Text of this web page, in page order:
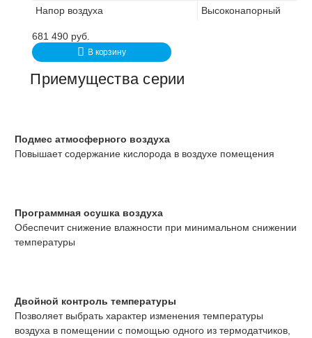
Напор воздуха
Высоконапорный
681 490 руб.
В корзину
Приемущества серии
Подмес атмосферного воздуха
Повышает содержание кислорода в воздухе помещения
Программная осушка воздуха
Обеспечит снижение влажности при минимальном снижении
температуры
Двойной контроль температуры
Позволяет выбрать характер изменения температуры
воздуха в помещении с помощью одного из термодатчиков,